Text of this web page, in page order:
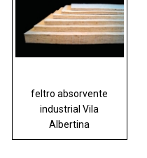
feltro absorvente
industrial Vila
Albertina